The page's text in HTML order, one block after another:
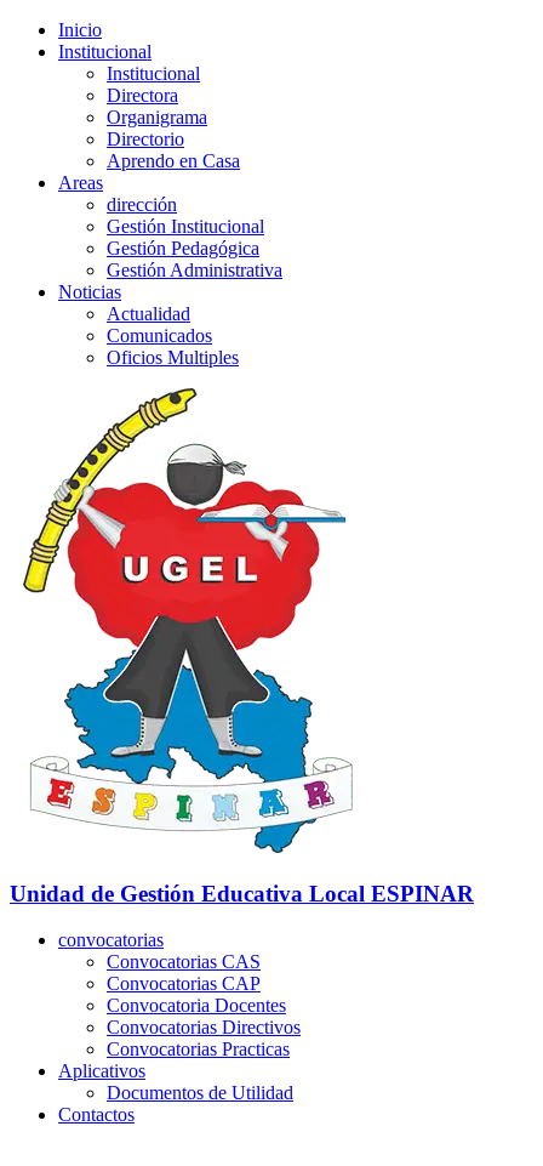
Inicio
Institucional
Institucional
Directora
Organigrama
Directorio
Aprendo en Casa
Areas
dirección
Gestión Institucional
Gestión Pedagógica
Gestión Administrativa
Noticias
Actualidad
Comunicados
Oficios Multiples
Unidad de Gestión Educativa Local ESPINAR
convocatorias
Convocatorias CAS
Convocatorias CAP
Convocatoria Docentes
Convocatorias Directivos
Convocatorias Practicas
Aplicativos
Documentos de Utilidad
Contactos